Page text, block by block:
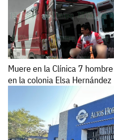
Muere en la Clínica 7
en la colonia Elsa Hernández